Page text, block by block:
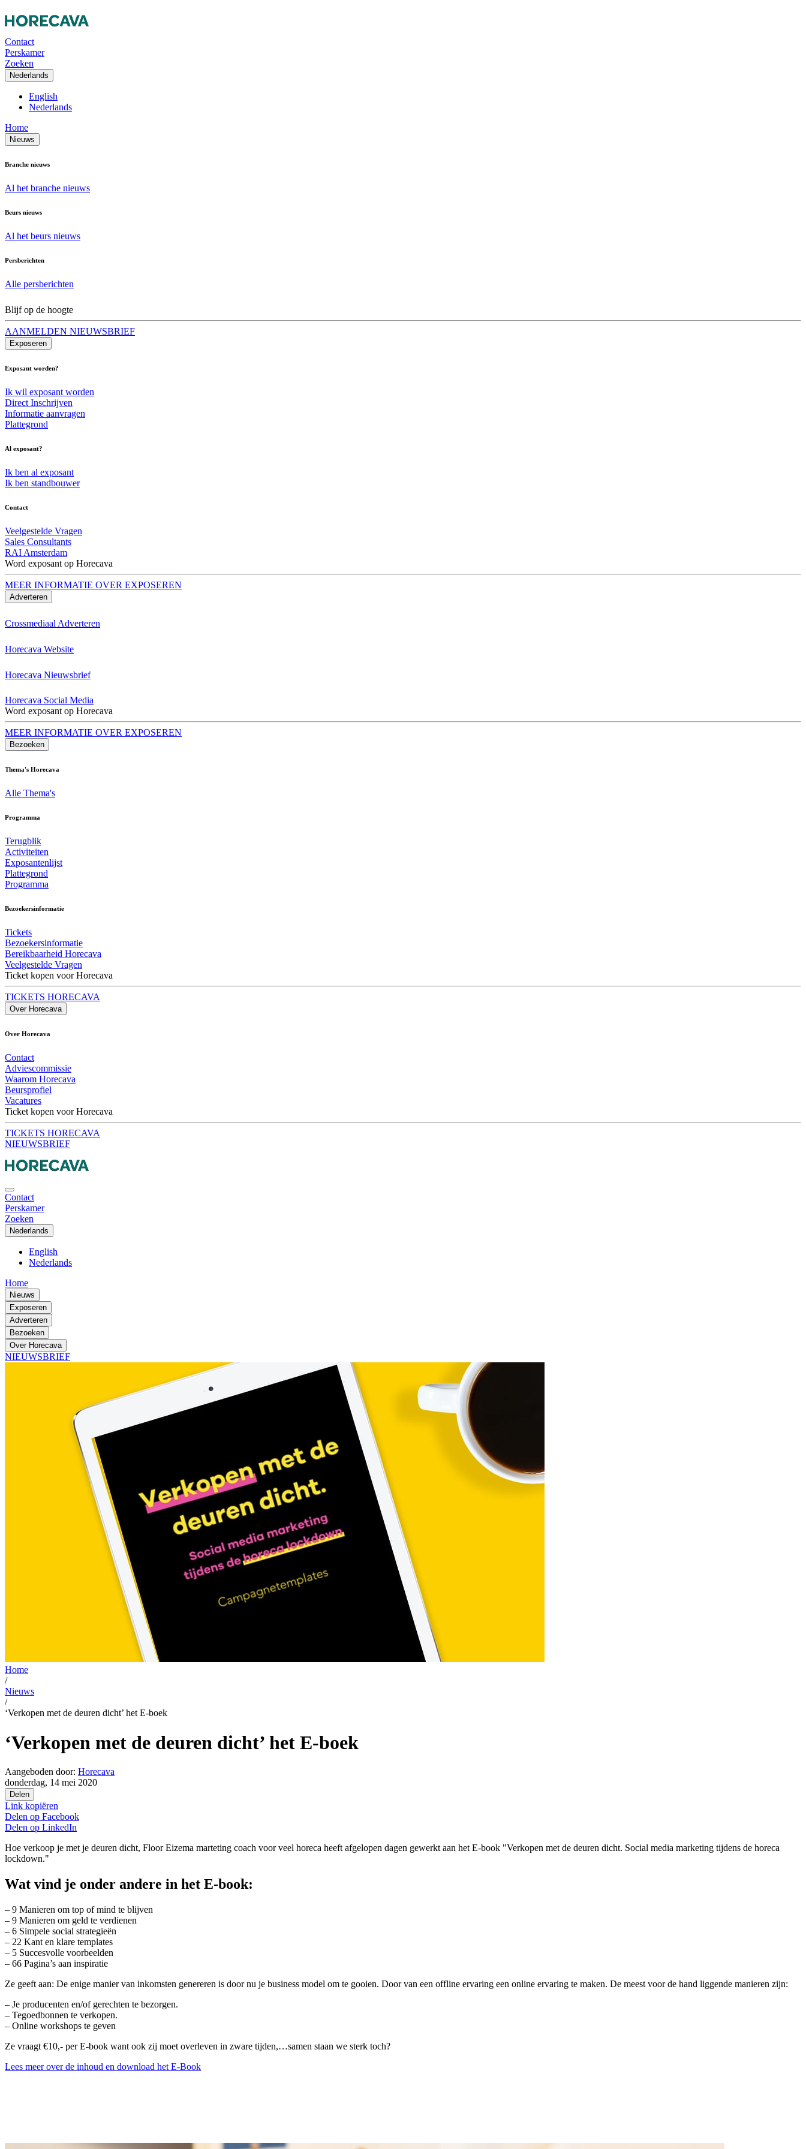
Contact
Perskamer
Zoeken
Nederlands
English
Nederlands
Home
Nieuws
Branche nieuws
Al het branche nieuws
Beurs nieuws
Al het beurs nieuws
Persberichten
Alle persberichten
Blijf op de hoogte
AANMELDEN NIEUWSBRIEF
Exposeren
Exposant worden?
Ik wil exposant worden
Direct Inschrijven
Informatie aanvragen
Plattegrond
Al exposant?
Ik ben al exposant
Ik ben standbouwer
Contact
Veelgestelde Vragen
Sales Consultants
RAI Amsterdam
Word exposant op Horecava
MEER INFORMATIE OVER EXPOSEREN
Adverteren
Crossmediaal Adverteren
Horecava Website
Horecava Nieuwsbrief
Horecava Social Media
Word exposant op Horecava
MEER INFORMATIE OVER EXPOSEREN
Bezoeken
Thema's Horecava
Alle Thema's
Programma
Terugblik
Activiteiten
Exposantenlijst
Plattegrond
Programma
Bezoekersinformatie
Tickets
Bezoekersinformatie
Bereikbaarheid Horecava
Veelgestelde Vragen
Ticket kopen voor Horecava
TICKETS HORECAVA
Over Horecava
Over Horecava
Contact
Adviescommissie
Waarom Horecava
Beursprofiel
Vacatures
Ticket kopen voor Horecava
TICKETS HORECAVA
NIEUWSBRIEF
Contact
Perskamer
Zoeken
Nederlands
English
Nederlands
Home
Nieuws
Exposeren
Adverteren
Bezoeken
Over Horecava
NIEUWSBRIEF
Home
/
Nieuws
/
‘Verkopen met de deuren dicht’ het E-boek
‘Verkopen met de deuren dicht’ het E-boek
Aangeboden door: Horecava
donderdag, 14 mei 2020
Delen
Link kopiëren
Delen op Facebook
Delen op LinkedIn
Hoe verkoop je met je deuren dicht, Floor Eizema marteting coach voor veel horeca heeft afgelopen dagen gewerkt aan het E-book "Verkopen met de deuren dicht. Social media marketing tijdens de horeca
lockdown."
Wat vind je onder andere in het E-book:
– 9 Manieren om top of mind te blijven
– 9 Manieren om geld te verdienen
– 6 Simpele social strategieën
– 22 Kant en klare templates
– 5 Succesvolle voorbeelden
– 66 Pagina’s aan inspiratie
Ze geeft aan: De enige manier van inkomsten genereren is door nu je business model om te gooien. Door van een offline ervaring een online ervaring te maken. De meest voor de hand liggende manieren zijn:
– Je producenten en/of gerechten te bezorgen.
– Tegoedbonnen te verkopen.
– Online workshops te geven
Ze vraagt €10,- per E-book want ook zij moet overleven in zware tijden,…samen staan we sterk toch?
Lees meer over de inhoud en download het E-Book